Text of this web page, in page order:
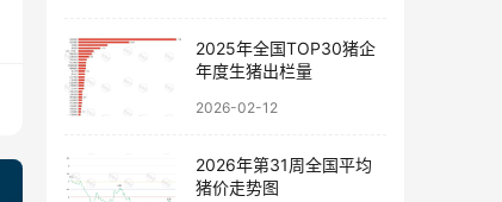
2025年全国TOP30猪企
年度生猪出栏量
2026-02-12
2026年第31周全国平均
猪价走势图